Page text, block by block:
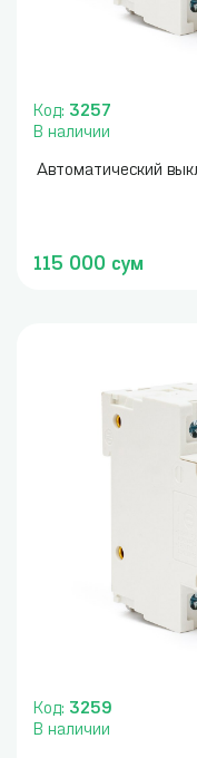
Код: 3257
В наличии
Автоматический
115 000 сум
Код: 3259
В наличии